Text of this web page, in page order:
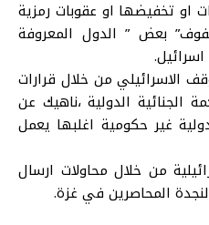
او تخفيضها او عقوبات رمزية
بعض ” الدول المعروفة
الاسرائيلي من خلال قرارات
الجنائية الدولية ،ناهيك عن
غير حكومية اغلبها يعمل
من خلال محاولات ارسال
المحاصرين في غزة.